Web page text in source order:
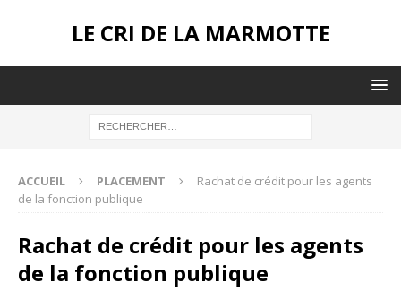
LE CRI DE LA MARMOTTE
ACCUEIL PLACEMENT
Rachat de crédit pour les agents
de la fonction publique
Rachat de crédit pour les agents
de la fonction publique